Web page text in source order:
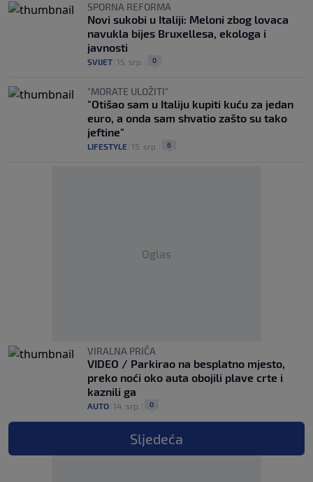
SPORNA REFORMA
Novi sukobi u Italiji: Meloni zbog lovaca
navukla bijes Bruxellesa, ekologa i
javnosti
SVIJET 15. srp. 0
"MORATE ULOŽITI"
"Otišao sam u Italiju kupiti kuću za jedan
euro, a onda sam shvatio zašto su tako
jeftine"
LIFESTYLE 15. srp. 6
Oglas
VIRALNA PRIČA
VIDEO / Parkirao na besplatno mjesto,
preko noći oko auta obojili plave crte i
kaznili ga
AUTO 14. srp. 0
Sljedeća